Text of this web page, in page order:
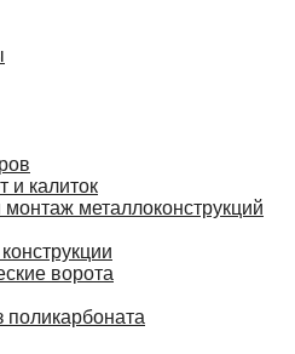
и калиток
монтаж металлоконструкций
ворота
поликарбоната